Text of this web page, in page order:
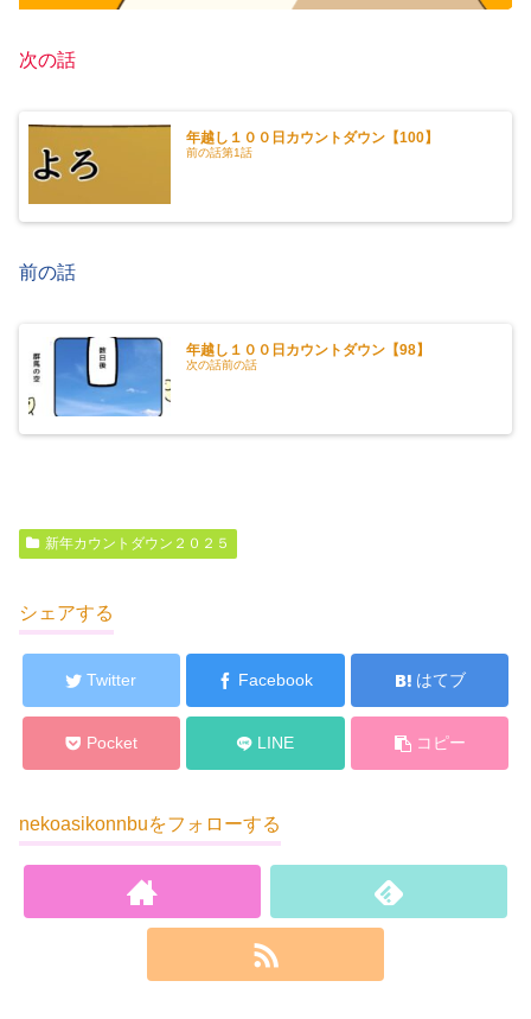
次の話
年越し１００日カウントダウン【100】
前の話第1話
前の話
年越し１００日カウントダウン【98】
次の話前の話
新年カウントダウン２０２５
シェアする
Twitter Facebook はてブ
Pocket LINE コピー
nekoasikonnbuをフォローする